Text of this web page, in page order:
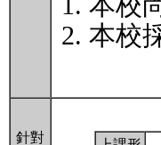
本校
針對